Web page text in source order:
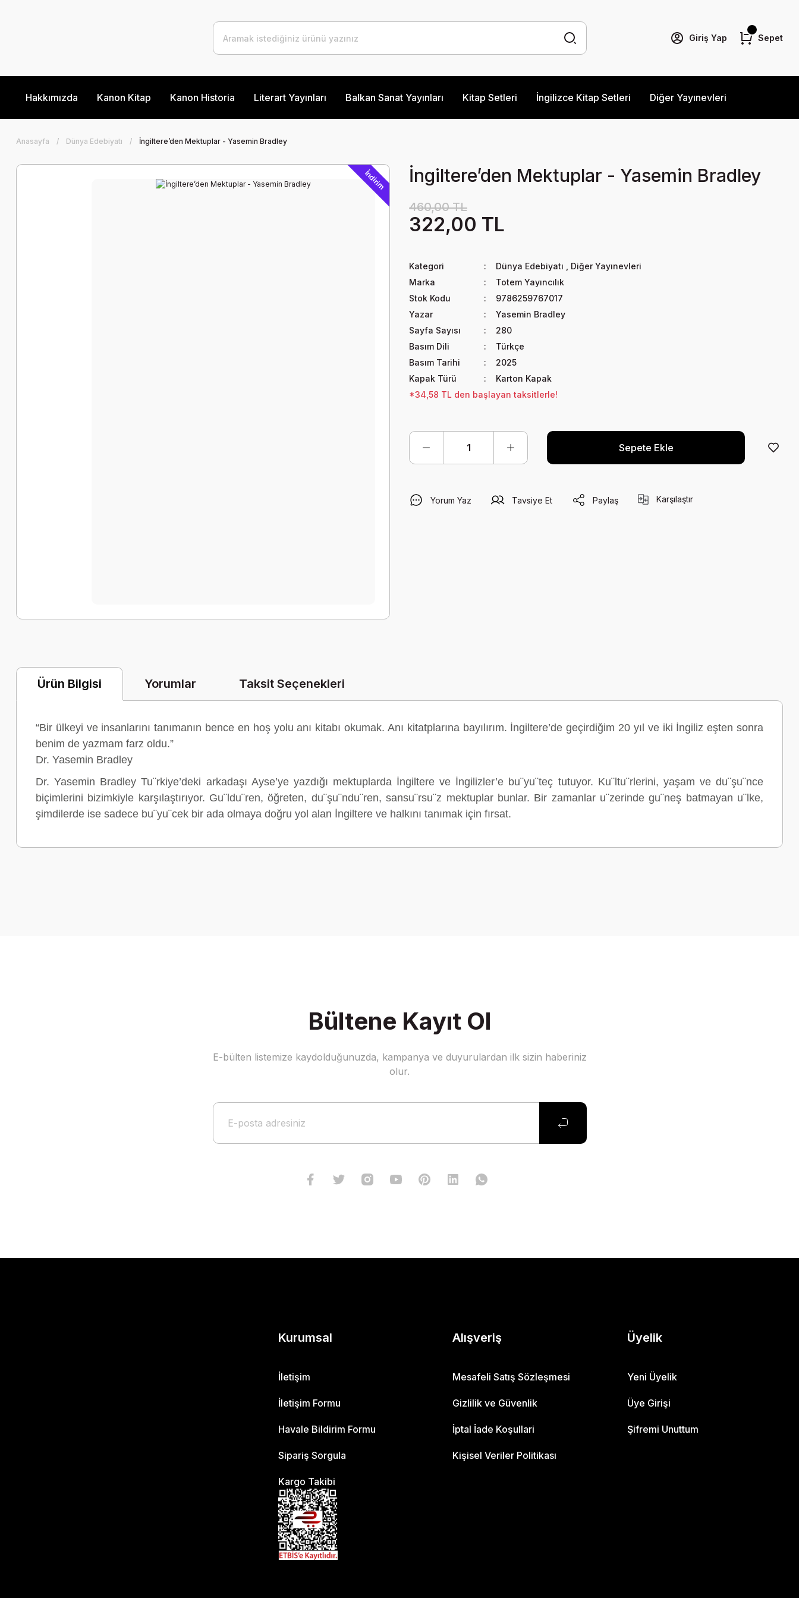
Giriş Yap Sepet
Hakkımızda Kanon Kitap Kanon Historia Literart Yayınları Balkan Sanat Yayınları Kitap Setleri İngilizce Kitap Setleri Diğer Yayınevleri
Anasayfa Dünya Edebiyatı İngiltere’den Mektuplar - Yasemin Bradley
İndirim İngiltere’den Mektuplar - Yasemin Bradley
460,00 TL
322,00 TL
Kategori Dünya Edebiyatı
Diğer Yayınevleri
Marka
Totem Yayıncılık
Stok Kodu
9786259767017
Yazar
Yasemin Bradley
Sayfa Sayısı
280
Basım Dili
Türkçe
Basım Tarihi
2025
Kapak Türü
Karton Kapak
*34,58 TL den başlayan taksitlerle!
Sepete Ekle
Yorum Yaz Tavsiye Et Paylaş Karşılaştır
Ürün Bilgisi Yorumlar Taksit Seçenekleri
“Bir ülkeyi ve insanlarını tanımanın bence en hoş yolu anı kitabı okumak. Anı kitatplarına bayılırım. İngiltere’de geçirdiğim 20 yıl ve iki İngiliz eşten sonra
benim de yazmam farz oldu.”
Dr. Yasemin Bradley
Dr. Yasemin Bradley Tu¨rkiye’deki arkadaşı Ayse’ye yazdığı mektuplarda İngiltere ve İngilizler’e bu¨yu¨teç tutuyor. Ku¨ltu¨rlerini, yaşam ve du¨şu¨nce
biçimlerini bizimkiyle karşılaştırıyor. Gu¨ldu¨ren, öğreten, du¨şu¨ndu¨ren, sansu¨rsu¨z mektuplar bunlar. Bir zamanlar u¨zerinde gu¨neş batmayan u¨lke,
şimdilerde ise sadece bu¨yu¨cek bir ada olmaya doğru yol alan İngiltere ve halkını tanımak için fırsat.
Bültene Kayıt Ol
E-bülten listemize kaydolduğunuzda, kampanya ve duyurulardan ilk sizin haberiniz
olur.
Kurumsal
İletişim
İletişim Formu
Havale Bildirim Formu
Sipariş Sorgula
Kargo Takibi
Alışveriş
Mesafeli Satış Sözleşmesi
Gizlilik ve Güvenlik
İptal İade Koşullari
Kişisel Veriler Politikası
Üyelik
Yeni Üyelik
Üye Girişi
Şifremi Unuttum